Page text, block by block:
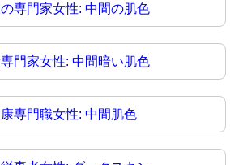
専門家女性: 中間の肌色
門家女性: 中間暗い肌色
専門職女性: 中間肌色